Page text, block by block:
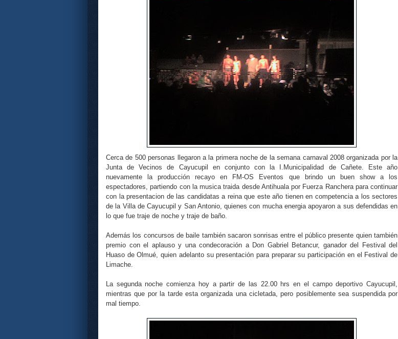
Cerca de 500 personas llegaron a la primera noche de la semana carnaval 2008 organizada por la
Junta de Vecinos de Cayucupil en conjunto con la I.Municipalidad de Cañete. Este año
nuevamente la producción recayo en FM-OS Eventos que brindo un buen show a los
espectadores, partiendo con la musica traida desde Antihuala por Fuerza Ranchera para continuar
con la presentacion de las candidatas a reina que este año tienen en competencia a los sectores
de la Villa de Cayucupil y San Antonio, quienes con mucha energia apoyaron a sus defendidas en
lo que fue traje de noche y traje de baño.
Además los concursos de baile también sacaron sonrisas entre el público presente quien también
premio con el aplauso y una condecoración a Don Gabriel Betancur, ganador del Festival del
Huaso de Olmué, quien adelanto su presentación para preparar su participación en el Festival de
Limache.
La segunda noche comienza hoy a partir de las 22.00 hrs en el campo deportivo Cayucupil,
mientras que por la tarde esta organizada una cicletada, pero posiblemente sea suspendida por
mal tiempo.